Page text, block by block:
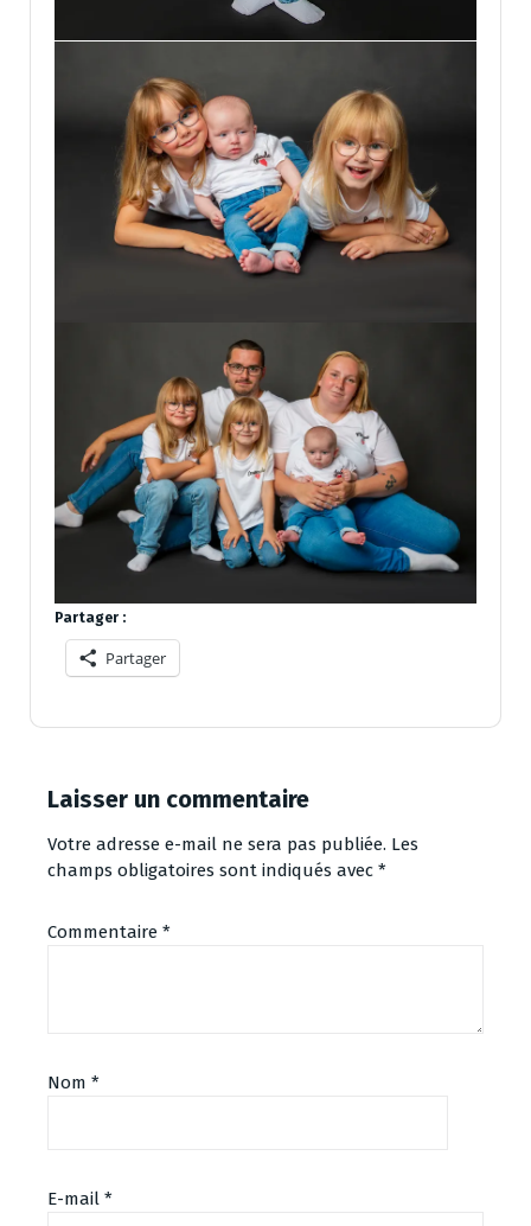
Partager :
Partager
Laisser un commentaire
Votre adresse e-mail ne sera pas publiée. Les
champs obligatoires sont indiqués avec *
Commentaire *
Nom *
E-mail *